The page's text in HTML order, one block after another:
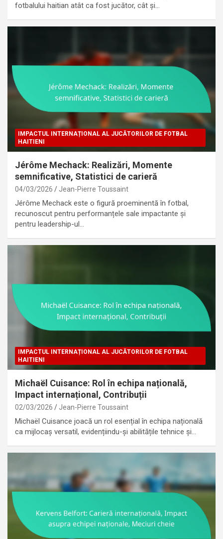
fotbalului haitian atât ca fost jucător, cât și…
IMPACTUL INTERNAȚIONAL AL JUCĂTORILOR DE FOTBAL
HAITIENI
Jérôme Mechack: Realizări, Momente
semnificative, Statistici de carieră
04/03/2026 Jean-Pierre Toussaint
Jérôme Mechack este o figură proeminentă în fotbal,
recunoscut pentru performanțele sale impactante și
pentru leadership-ul…
IMPACTUL INTERNAȚIONAL AL JUCĂTORILOR DE FOTBAL
HAITIENI
Michaël Cuisance: Rol în echipa națională,
Impact internațional, Contribuții
02/03/2026 Jean-Pierre Toussaint
Michaël Cuisance joacă un rol esențial în echipa națională
ca mijlocaș versatil, evidențiindu-și abilitățile tehnice și…